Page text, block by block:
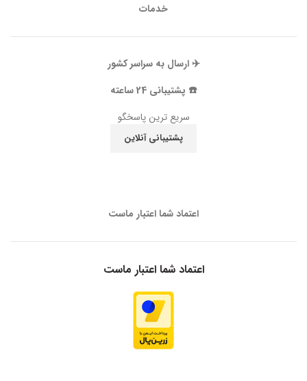
خدمات
✈️ ارسال به سراسر کشور
☎️ پشتیبانی 24 ساعته
سریع ترین پاسخگو
پشتیبانی آنلاین
اعتماد شما اعتبار ماست
اعتماد شما اعتبار ماست